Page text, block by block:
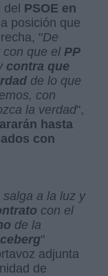
del PSOE en
posición que
"De
con que el PP
contra que
de lo que
con
la verdad",
hasta
con
a la luz y
con el
de la
"
adjunta
de